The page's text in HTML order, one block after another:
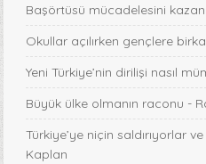
Başörtüsü mücadelesini
Okullar açılırken gençlere
Yeni Türkiye’nin dirilişi nasıl
Büyük ülke olmanın raconu -
Türkiye’ye niçin saldırıyorlar
Kaplan